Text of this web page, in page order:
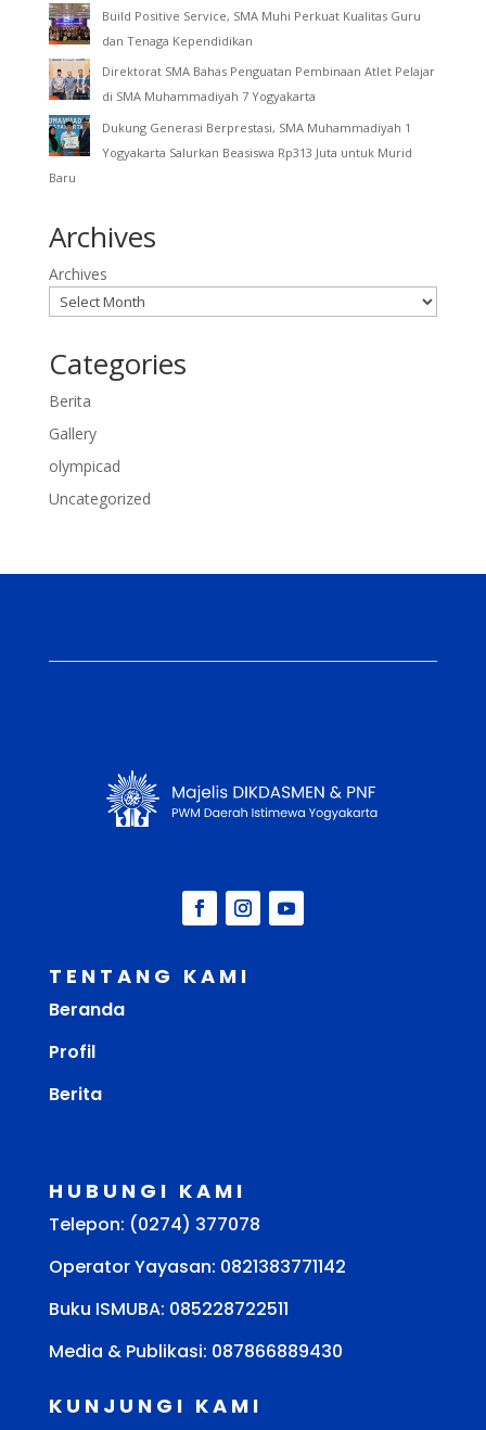
Build Positive Service, SMA Muhi Perkuat Kualitas Guru
dan Tenaga Kependidikan
Direktorat SMA Bahas Penguatan Pembinaan Atlet Pelajar
di SMA Muhammadiyah 7 Yogyakarta
Dukung Generasi Berprestasi, SMA Muhammadiyah 1
Yogyakarta Salurkan Beasiswa Rp313 Juta untuk Murid
Baru
Archives
Archives
Categories
Berita
Gallery
olympicad
Uncategorized
TENTANG KAMI
Beranda
Profil
Berita
HUBUNGI KAMI
Telepon: (0274) 377078
Operator Yayasan: 0821383771142
Buku ISMUBA: 085228722511
Media & Publikasi: 087866889430
KUNJUNGI KAMI